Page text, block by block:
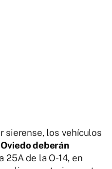
sierense, los vehículos
Oviedo deberán
25A de la O-14, en